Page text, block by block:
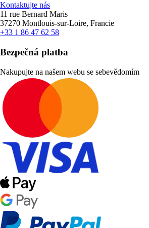
Kontaktujte nás
11 rue Bernard Maris
37270 Montlouis-sur-Loire, Francie
+33 1 86 47 62 58
Bezpečná platba
Nakupujte na našem webu se sebevědomím